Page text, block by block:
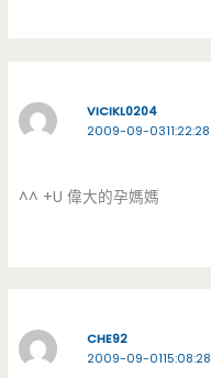
VICIKL0204
2009-09-0311:22:28
^^ +U 偉大的孕媽媽
CHE92
2009-09-0115:08:28